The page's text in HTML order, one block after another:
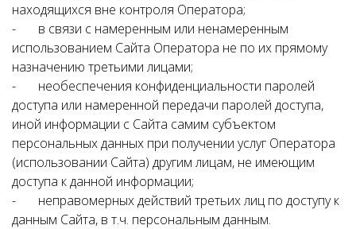
находящихся вне контроля Оператора;
- в связи с намеренным или ненамеренным
использованием Сайта Оператора не по их прямому
назначению третьими лицами;
- необеспечения конфиденциальности паролей
доступа или намеренной передачи паролей доступа,
иной информации с Сайта самим субъектом
персональных данных при получении услуг Оператора
(использовании Сайта) другим лицам, не имеющим
доступа к данной информации;
- неправомерных действий третьих лиц по доступу к
данным Сайта, в т.ч. персональным данным.